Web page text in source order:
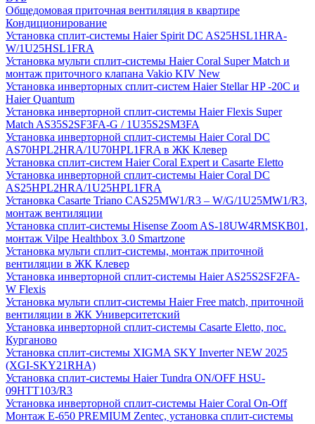
Общедомовая приточная вентиляция в квартире
Кондиционирование
Установка сплит-системы Haier Spirit DC AS25HSL1HRA-
W/1U25HSL1FRA
Установка мульти сплит-системы Haier Coral Super Match и
монтаж приточного клапана Vakio KIV New
Установка инверторных сплит-систем Haier Stellar HP -20С и
Haier Quantum
Установка инверторной сплит-системы Haier Flexis Super
Match AS35S2SF3FA-G / 1U35S2SM3FA
Установка инверторной сплит-системы Haier Coral DC
AS70HPL2HRA/1U70HPL1FRA в ЖК Клевер
Установка сплит-систем Haier Coral Expert и Casarte Eletto
Установка инверторной сплит-системы Haier Coral DC
AS25HPL2HRA/1U25HPL1FRA
Установка Casarte Triano CAS25MW1/R3 – W/G/1U25MW1/R3,
монтаж вентиляции
Установка сплит-системы Hisense Zoom AS-18UW4RMSKB01,
монтаж Vilpe Healthbox 3.0 Smartzone
Установка мульти сплит-системы, монтаж приточной
вентиляции в ЖК Клевер
Установка инверторной сплит-системы Haier AS25S2SF2FA-
W Flexis
Установка мульти сплит-системы Haier Free match, приточной
вентиляции в ЖК Университетский
Установка инверторной сплит-системы Casarte Eletto, пос.
Курганово
Установка сплит-системы XIGMA SKY Inverter NEW 2025
(XGI-SKY21RHA)
Установка сплит-системы Haier Tundra ON/OFF HSU-
09HTT103/R3
Установка инверторной сплит-системы Haier Coral On-Off
Монтаж E-650 PREMIUM Zentec, установка сплит-системы